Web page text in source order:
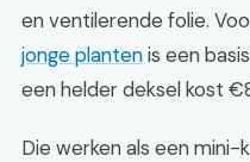
en ventilerende folie.
jonge plantenis een
een helder deksel kost
Die werken als een